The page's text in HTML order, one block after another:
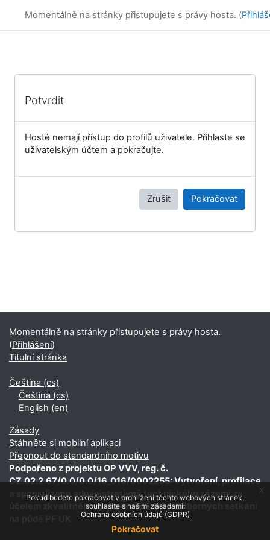
Pokud budete pokračovat v prohlížení těchto webových stránek,
souhlasíte s našimi zásadami:
Ochrana osobních údajů (GDPR)
Pokračovat
x
Online kurzy
Momentálně na stránky přistupujete s právy hosta. (
Potvrdit
Hosté nemají přístup do profilů uživatele. Přihlaste se
uživatelským účtem a pokračujte.
Zrušit Pokračovat
Momentálně na stránky přistupujete s právy hosta.
(Přihlášení)
Titulní stránka
Čeština ‎(cs)‎
Čeština ‎(cs)‎
English ‎(en)‎
Zásady
Stáhněte si mobilní aplikaci
Přepnout do standardního motivu
Podpořeno z projektu OP VVV, reg. č.
CZ.02.2.67/0.0/0.0/16_016/0002255: Vytvoření, profilace
a specializace administrativně technického zázemí za
účelem zkvalitnění výuky a usnadnění odborných setkání